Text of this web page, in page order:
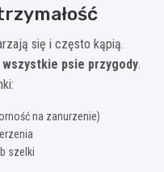
się i często kąpią.
psie przygody.
na zanurzenie)
szelki